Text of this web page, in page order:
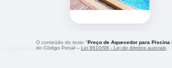
O conteúdo do texto "Preço de Aquecedor para Piscina
do Código Penal – Lei 9610/98 - Lei de direitos autorais